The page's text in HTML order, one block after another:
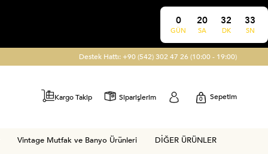
0
GÜN
20
SA
32
DK
32
SN
Destek Hattı: +90 (542) 302 47 26 (10:00 - 19:00)
Sepetim
0
Siparişlerim
Kargo Takip
Vintage Mutfak ve Banyo Ürünleri DİĞER ÜRÜNLER